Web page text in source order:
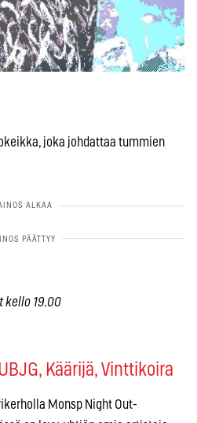
joka johdattaa tummien
kello 19.00
Käärijä, Vinttikoira
Monsp Night Out-